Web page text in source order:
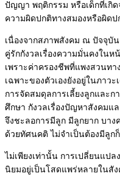
ปัญญา พฤติกรรม หรือเด็กที่เกิด
ความผิดปกติทางสมองหรือผิดป
เนื่องจากสภาพสังคม ณ ปัจจุบั
คู่รักกังวลเรื่องความมั่นคงในห
เพราะค่าครองชีพที่แพงสวนท
เฉพาะของตัวเองยังอยู่ในภาว
การจัดสมดุลการเลี้ยงลูกและก
ศึกษา กังวลเรื่องปัญหาสังคมแ
จึงชะลอการมีลูก มีลูกยาก บา
ด้วยทัศนคติ ไม่จำเป็นต้องมีลูก
ไม่เพียงเท่านั้น การเปลี่ยนแป
นิยมอยู่เป็นโสดแพร่หลายในสั